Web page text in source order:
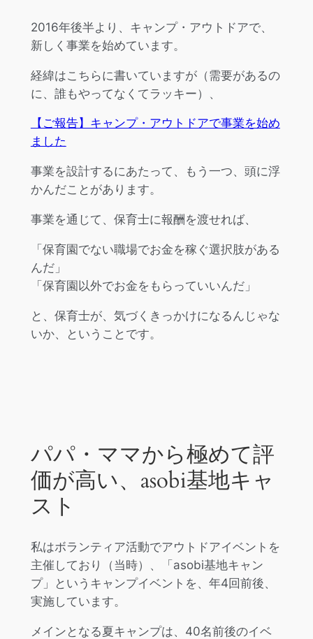
2016年後半より、キャンプ・アウトドアで、
新しく事業を始めています。
経緯はこちらに書いていますが（需要があるの
に、誰もやってなくてラッキー）、
【ご報告】キャンプ・アウトドアで事業を始め
ました
事業を設計するにあたって、もう一つ、頭に浮
かんだことがあります。
事業を通じて、保育士に報酬を渡せれば、
「保育園でない職場でお金を稼ぐ選択肢がある
んだ」
「保育園以外でお金をもらっていいんだ」
と、保育士が、気づくきっかけになるんじゃな
いか、ということです。
パパ・ママから極めて評
価が高い、asobi基地キャ
スト
私はボランティア活動でアウトドアイベントを
主催しており（当時）、「asobi基地キャン
プ」というキャンプイベントを、年4回前後、
実施しています。
メインとなる夏キャンプは、40名前後のイベ